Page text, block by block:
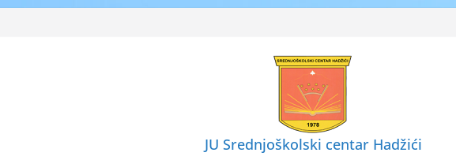
JU Srednjoškolski centar Hadžići